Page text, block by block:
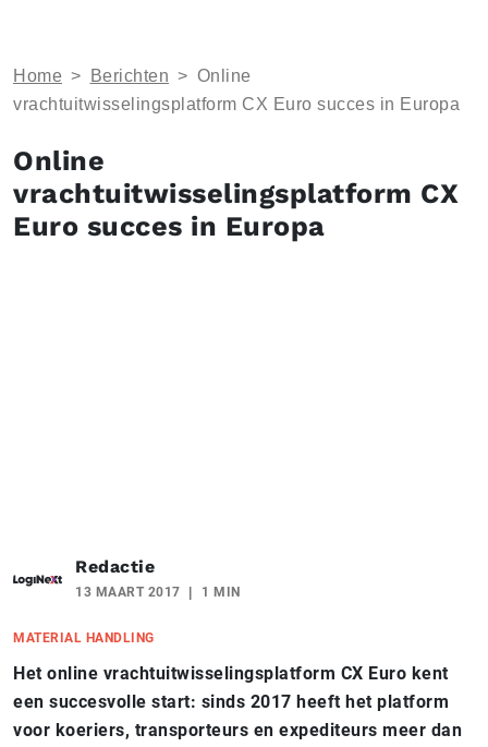
Home > Berichten > Online
vrachtuitwisselingsplatform CX Euro succes in Europa
Online
vrachtuitwisselingsplatform CX
Euro succes in Europa
Redactie
13 MAART 2017 1 MIN
MATERIAL HANDLING
Het online vrachtuitwisselingsplatform CX Euro kent
een succesvolle start: sinds 2017 heeft het platform
voor koeriers, transporteurs en expediteurs meer dan